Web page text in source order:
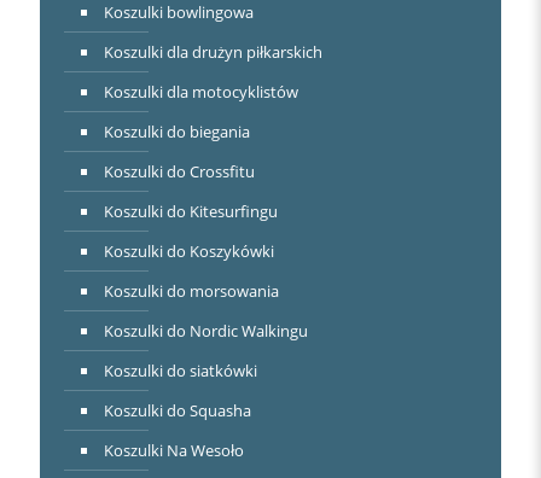
Koszulki bowlingowa
Koszulki dla drużyn piłkarskich
Koszulki dla motocyklistów
Koszulki do biegania
Koszulki do Crossfitu
Koszulki do Kitesurfingu
Koszulki do Koszykówki
Koszulki do morsowania
Koszulki do Nordic Walkingu
Koszulki do siatkówki
Koszulki do Squasha
Koszulki Na Wesoło